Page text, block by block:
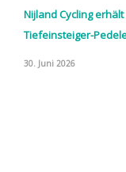
Nijland Cycling
Tiefeinsteiger-
30. Juni 2026